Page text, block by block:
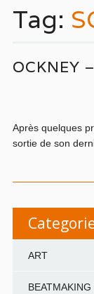
content
Tag:
OCKNEY
Après quelques
sortie de son
ART
BEATMAKING